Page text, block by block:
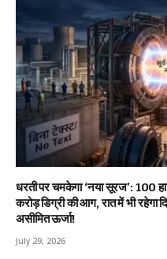
धरती पर चमकेगा ‘नया सूरज’: 100
करोड़ डिग्री की आग, रात में भी
असीमित ऊर्जा!
July 29, 2026